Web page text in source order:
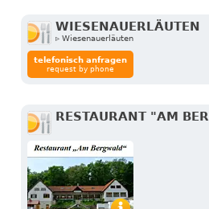
WIESENAUERLÄUTEN
▹ Wiesenauerläuten
telefonisch anfragen
request by phone
RESTAURANT "AM